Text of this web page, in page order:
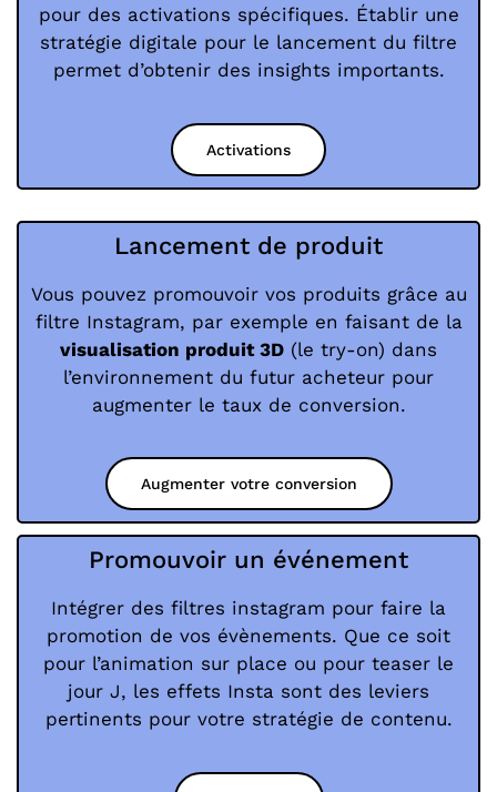
pour des activations spécifiques. Établir une
stratégie digitale pour le lancement du filtre
permet d’obtenir des insights importants.
Activations
Lancement de produit
Vous pouvez promouvoir vos produits grâce au
filtre Instagram, par exemple en faisant de la
visualisation produit 3D (le try-on) dans
l’environnement du futur acheteur pour
augmenter le taux de conversion.
Augmenter votre conversion
Promouvoir un événement
Intégrer des filtres instagram pour faire la
promotion de vos évènements. Que ce soit
pour l’animation sur place ou pour teaser le
jour J, les effets Insta sont des leviers
pertinents pour votre stratégie de contenu.